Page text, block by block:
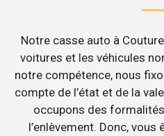
Notre casse auto à
voitures et les véhicules
notre compétence, nous
compte de l’état et de la
occupons des
l’enlèvement. Donc,